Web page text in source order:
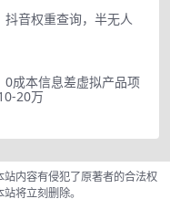
抖音权重查询，半无人
0成本信息差虚拟产品项
20万
内容有侵犯了原著者的合法权
将立刻删除。